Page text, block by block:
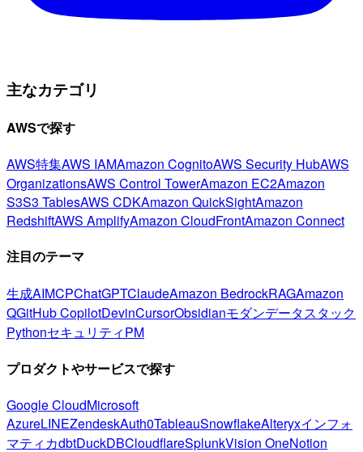
主なカテゴリ
AWSで探す
AWS特集AWS IAMAmazon CognitoAWS Security HubAWS
OrganizationsAWS Control TowerAmazon EC2Amazon
S3S3 TablesAWS CDKAmazon QuickSightAmazon
RedshiftAWS AmplifyAmazon CloudFrontAmazon Connect
注目のテーマ
生成AIMCPChatGPTClaudeAmazon BedrockRAGAmazon
QGitHub CopilotDevinCursorObsidianモダンデータスタック
PythonセキュリティPM
プロダクトやサービスで探す
Google CloudMicrosoft
AzureLINEZendeskAuth0TableauSnowflakeAlteryxインフォ
マティカdbtDuckDBCloudflareSplunkVision OneNotion